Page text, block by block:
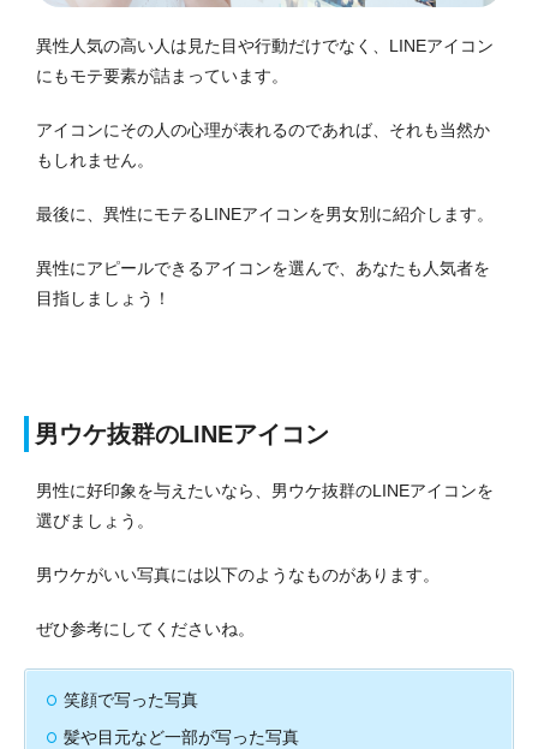
異性人気の高い人は見た目や行動だけでなく、LINEアイコン
にもモテ要素が詰まっています。
アイコンにその人の心理が表れるのであれば、それも当然か
もしれません。
最後に、異性にモテるLINEアイコンを男女別に紹介します。
異性にアピールできるアイコンを選んで、あなたも人気者を
目指しましょう！
男ウケ抜群のLINEアイコン
男性に好印象を与えたいなら、男ウケ抜群のLINEアイコンを
選びましょう。
男ウケがいい写真には以下のようなものがあります。
ぜひ参考にしてくださいね。
笑顔で写った写真
髪や目元など一部が写った写真